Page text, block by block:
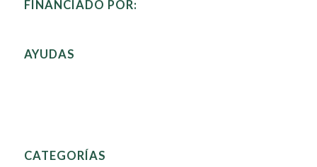
FINANCIADO POR:
AYUDAS
CATEGORÍAS